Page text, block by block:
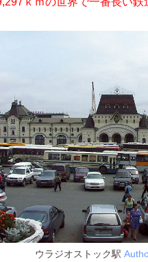
ウラジオストック駅